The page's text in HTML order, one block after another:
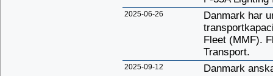
2025-06-26
Danmark har
Fleet (MMF).
Transport.
2025-09-12 Danmark